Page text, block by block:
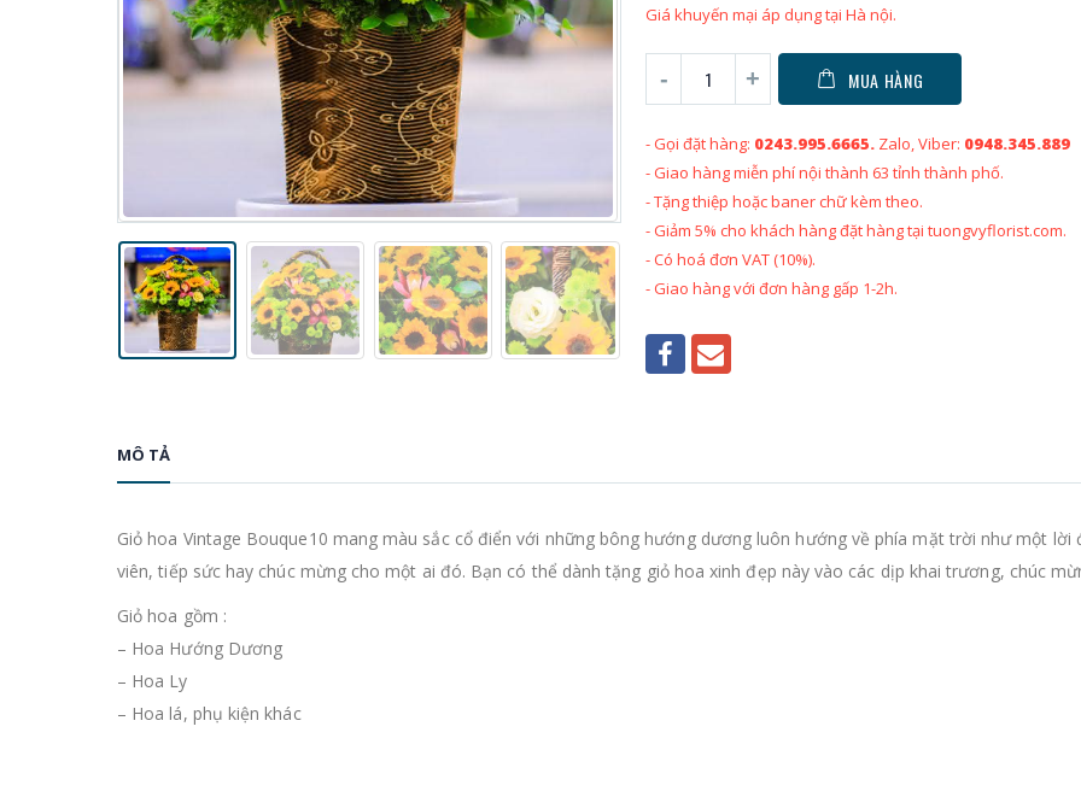
Giá khuyến mại áp dụng tại Hà nội.
MUA HÀNG
- Gọi đặt hàng: 0243.995.6665. Zalo, Viber: 0948.345.889
- Giao hàng miễn phí nội thành 63 tỉnh thành phố.
- Tặng thiệp hoặc baner chữ kèm theo.
- Giảm 5% cho khách hàng đặt hàng tại tuongvyflorist.com.
- Có hoá đơn VAT (10%).
- Giao hàng với đơn hàng gấp 1-2h.
MÔ TẢ
Giỏ hoa Vintage Bouque10 mang màu sắc cổ điển với những bông hướng dương luôn hướng về phía mặt trời như một lời
viên, tiếp sức hay chúc mừng cho một ai đó. Bạn có thể dành tặng giỏ hoa xinh đẹp này vào các dịp khai trương, chúc
Giỏ hoa gồm :
– Hoa Hướng Dương
– Hoa Ly
– Hoa lá, phụ kiện khác